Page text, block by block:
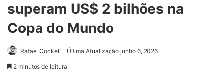
superam US$ 2 bilhões na
Copa do Mundo
Rafael Cockell Última Atualização junho 6, 2026
2 minutos de leitura